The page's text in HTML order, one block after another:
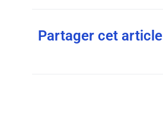
Partager cet article